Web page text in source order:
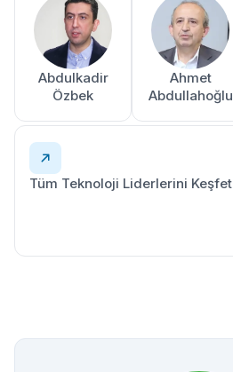
Abdulkadir
Özbek
Ahmet
Abdullahoğlu
Tüm Teknoloji Liderlerini Keşfet